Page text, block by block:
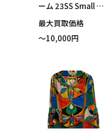
ーム 23SS Small B
ox Logo Shirt Deni
m デニムシャツ Lサ
最大買取価格
～10,000円